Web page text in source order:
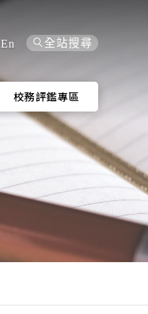
En 全站搜尋
校務評鑑專區